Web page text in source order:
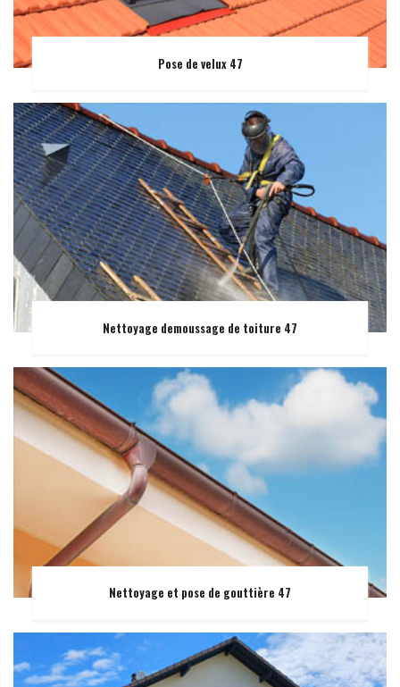
Pose de velux 47
Nettoyage demoussage de toiture 47
Nettoyage et pose de gouttière 47